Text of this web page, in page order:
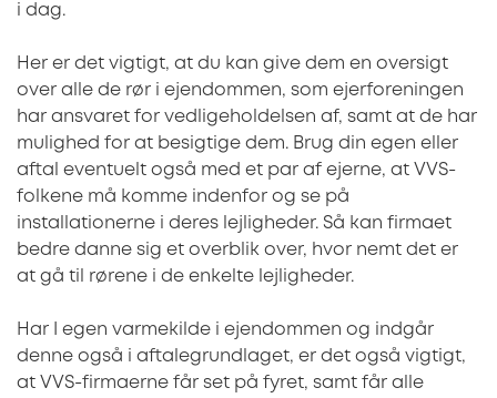
i dag.
Her er det vigtigt, at du kan give dem en oversigt
over alle de rør i ejendommen, som ejerforeningen
har ansvaret for vedligeholdelsen af, samt at de har
mulighed for at besigtige dem. Brug din egen eller
aftal eventuelt også med et par af ejerne, at VVS-
folkene må komme indenfor og se på
installationerne i deres lejligheder. Så kan firmaet
bedre danne sig et overblik over, hvor nemt det er
at gå til rørene i de enkelte lejligheder.
Har I egen varmekilde i ejendommen og indgår
denne også i aftalegrundlaget, er det også vigtigt,
at VVS-firmaerne får set på fyret, samt får alle